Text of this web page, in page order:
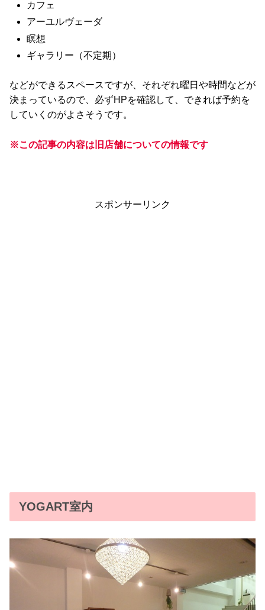
カフェ
アーユルヴェーダ
瞑想
ギャラリー（不定期）
などができるスペースですが、それぞれ曜日や時間などが
決まっているので、必ずHPを確認して、できれば予約を
していくのがよさそうです。
※この記事の内容は旧店舗についての情報です
スポンサーリンク
YOGART室内